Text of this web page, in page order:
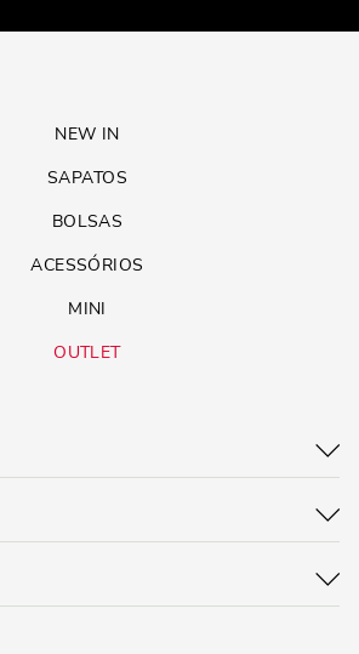
NEW IN
SAPATOS
BOLSAS
ACESSÓRIOS
MINI
OUTLET